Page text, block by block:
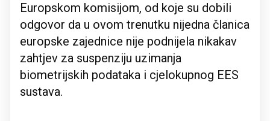
Europskom komisijom, od koje su dobili
odgovor da u ovom trenutku nijedna članica
europske zajednice nije podnijela nikakav
zahtjev za suspenziju uzimanja
biometrijskih podataka i cjelokupnog EES
sustava.